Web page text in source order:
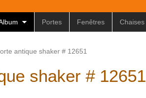
Portes Fenêtres Chaises
antique shaker # 12651
shaker # 12651